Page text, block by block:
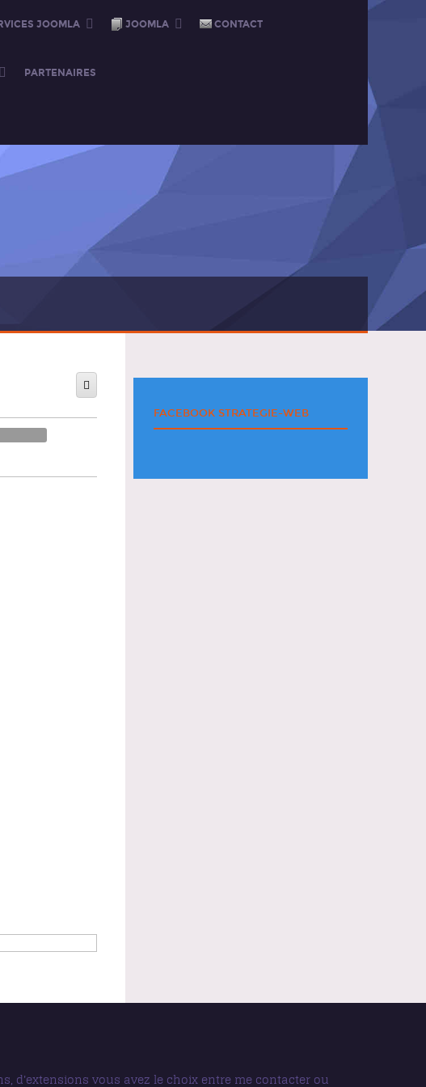
JOOMLA JOOMLA CONTACT
PARTENAIRES
FACEBOOK STRATEGIE-WEB
d'extensions vous avez le choix entre me contacter ou